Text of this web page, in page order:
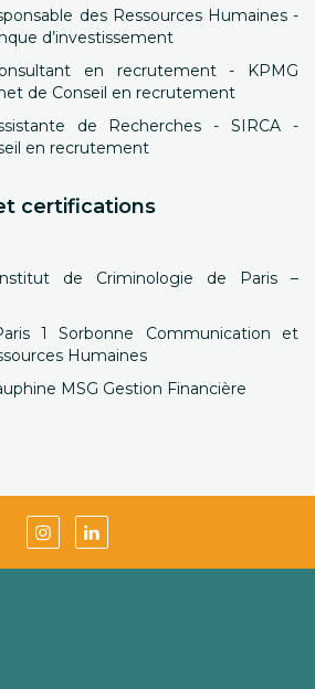
des Ressources Humaines -
d’investissement
en recrutement - KPMG
de Conseil en recrutement
de Recherches - SIRCA -
en recrutement
certifications
de Criminologie de Paris –
1 Sorbonne Communication et
Humaines
MSG Gestion Financière